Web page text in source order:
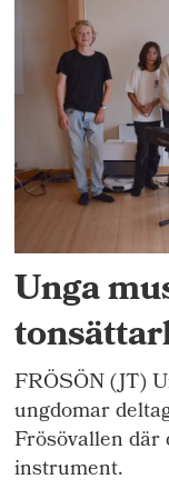
Unga
FRÖSÖN (JT)
ungdomar
Frösövallen där
instrument.